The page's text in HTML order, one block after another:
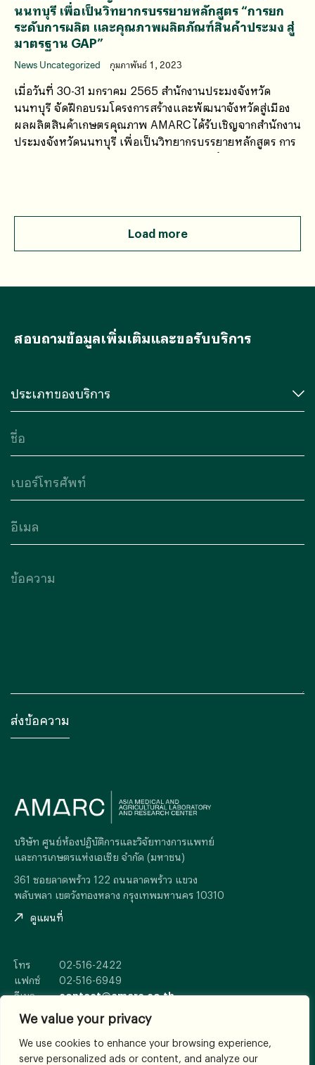
We value your privacy
We use cookies to enhance your browsing experience,
serve personalized ads or content, and analyze our
นนทบุรี เพื่อเป็นวิทยากรบรรยายหลักสูตร “การยก
ระดับการผลิต และคุณภาพผลิตภัณฑ์สินค้าประมง สู่
มาตรฐาน GAP”
News Uncategorized กุมภาพันธ์ 1, 2023
เมื่อวันที่ 30-31 มกราคม 2565 สำนักงานประมงจังหวัด
นนทบุรี จัดฝึกอบรมโครงการสร้างและพัฒนาจังหวัดสู่เมือง
ผลผลิตสินค้าเกษตรคุณภาพ AMARC ได้รับเชิญจากสำนักงาน
ประมงจังหวัดนนทบุรี เพื่อเป็นวิทยากรบรรยายหลักสูตร การ
ยกระดับการผลิตและคุณภาพผลิตภัณฑ์สินค้าประมงสู่
Load more
สอบถามข้อมูลเพิ่มเติมและขอรับบริการ
บริษัท ศูนย์ห้องปฏิบัติการและวิจัยทางการแพทย์
และการเกษตรแห่งเอเซีย จำกัด (มหาชน)
361 ซอยลาดพร้าว 122 ถนนลาดพร้าว แขวง
พลับพลา เขตวังทองหลาง กรุงเทพมหานคร 10310
ดูแผนที่
โทร
02-516-2422
แฟกซ์
02-516-6949
อีเมล
contact@amarc.co.th